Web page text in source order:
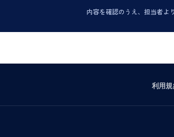
内容を確認のうえ、担当者よ
利用